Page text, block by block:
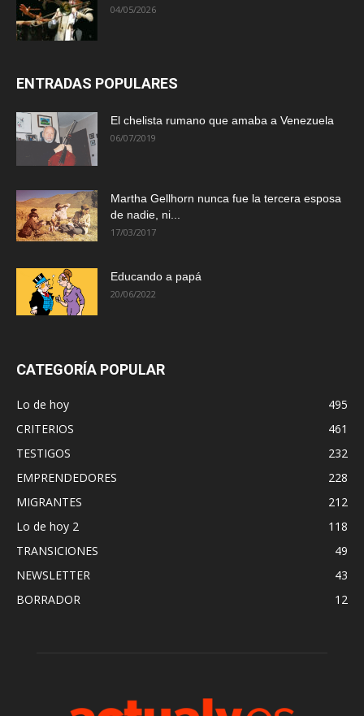
04/05/2026
ENTRADAS POPULARES
El chelista rumano que amaba a Venezuela
06/07/2019
Martha Gellhorn nunca fue la tercera esposa
de nadie, ni...
17/03/2017
Educando a papá
20/06/2022
CATEGORÍA POPULAR
Lo de hoy
495
CRITERIOS
461
TESTIGOS
232
EMPRENDEDORES
228
MIGRANTES
212
Lo de hoy 2
118
TRANSICIONES
49
NEWSLETTER
43
BORRADOR
12